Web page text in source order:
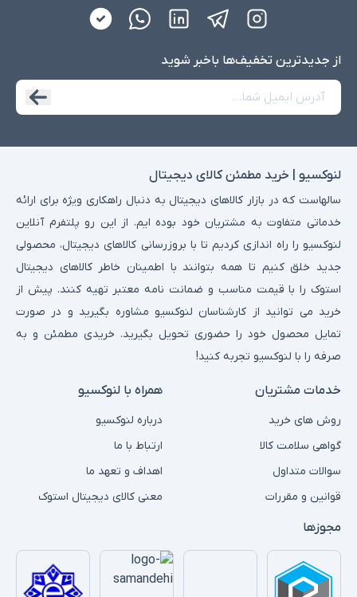
از جدید‌ترین تخفیف‌ها با‌خبر شوید
لنوکسیو | خرید مطمئن کالای دیجیتال
سالهاست که در بازار کالاهای دیجیتال به دنبال راهکاری ویژه برای ارائه
خدماتی متفاوت به مشتریان خود بوده ایم. از این رو پلتفرم آنلاین
لنوکسیو را راه اندازی کردیم تا با بروزرسانی کالاهای دیجیتال، محصولی
جدید خلق کنیم تا همه بتوانند با اطمینان خاطر کالاهای دیجیتال
استوک را با قیمت مناسب و ضمانت نامه معتبر تهیه کنند. پیش از
خرید می توانید از کارشناسان لنوکسیو مشاوره بگیرید و در صورت
تمایل محصول خود را حضوری تحویل بگیرید. خریدی مطمئن و به
صرفه را با لنوکسیو تجربه کنید!
خدمات مشتریان
روش های خرید
گواهی سلامت کالا
سوالات متداول
قوانین و مقررات
همراه با لنوکسیو
درباره لنوکسیو
ارتباط با ما
اهداف و تعهد ما
معنی کالای دیجیتال استوک
مجوزها